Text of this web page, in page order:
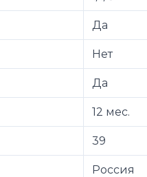
Да
Нет
Да
12 мес.
39
Россия